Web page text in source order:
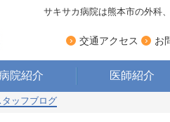
サキサカ病院は熊本市の外科
› 交通アクセス › お
院紹介 医師紹介
ッフブログ